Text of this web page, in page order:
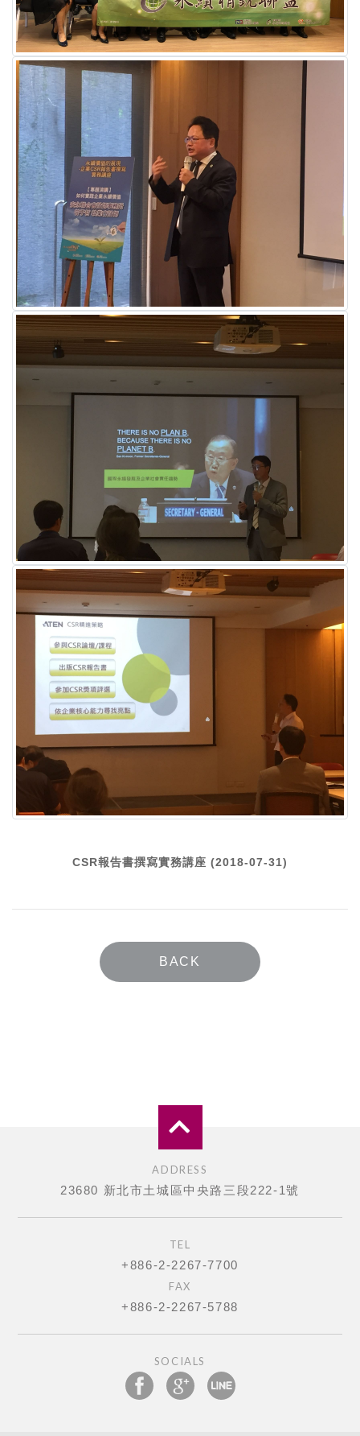
CSR報告書撰寫實務講座 (2018-07-31)
BACK
ADDRESS
23680 新北市土城區中央路三段222-1號
TEL
+886-2-2267-7700
FAX
+886-2-2267-5788
SOCIALS